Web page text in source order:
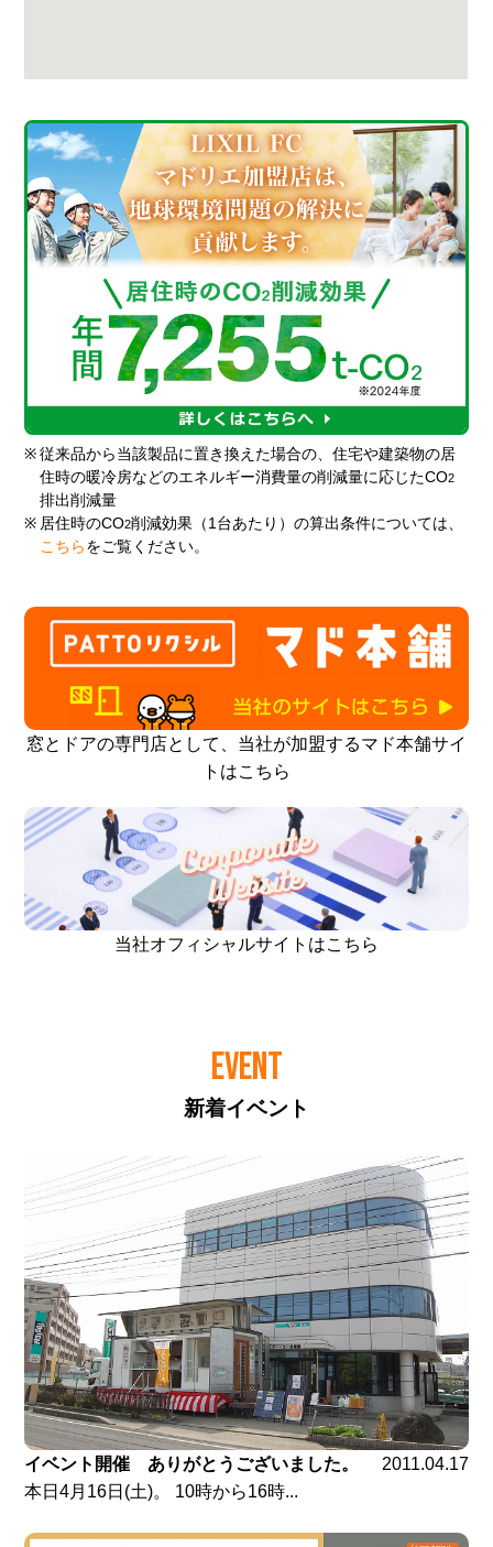
※ 従来品から当該製品に置き換えた場合の、住宅や建築物の居
住時の暖冷房などのエネルギー消費量の削減量に応じたCO2
排出削減量
※ 居住時のCO2削減効果（1台あたり）の算出条件については、
こちら をご覧ください。
窓とドアの専門店として、当社が加盟するマド本舗サイ
トはこちら
当社オフィシャルサイトはこちら
EVENT
新着イベント
イベント開催 ありがとうございました。
2011.04.17
本日4月16日(土)。 10時から16時...